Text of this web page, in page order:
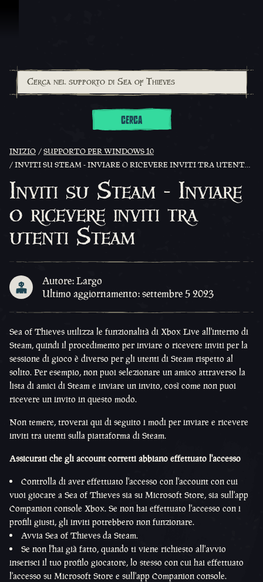
CERCA
INIZIO
SUPPORTO PER WINDOWS 10
INVITI SU STEAM - INVIARE O RICEVERE INVITI TRA UTENTI STEAM
Inviti su Steam - Inviare
o ricevere inviti tra
utenti Steam
Autore: Largo
Ultimo aggiornamento: settembre 5 2023
Sea of Thieves utilizza le funzionalità di Xbox Live all'interno di
Steam, quindi il procedimento per inviare o ricevere inviti per la
sessione di gioco è diverso per gli utenti di Steam rispetto al
solito. Per esempio, non puoi selezionare un amico attraverso la
lista di amici di Steam e inviare un invito, così come non puoi
ricevere un invito in questo modo.
Non temere, troverai qui di seguito i modi per inviare e ricevere
inviti tra utenti sulla piattaforma di Steam.
Assicurati che gli account corretti abbiano effettuato l'accesso
Controlla di aver effettuato l'accesso con l'account con cui
vuoi giocare a Sea of Thieves sia su Microsoft Store, sia sull'app
Companion console Xbox. Se non hai effettuato l'accesso con i
profili giusti, gli inviti potrebbero non funzionare.
Avvia Sea of Thieves da Steam.
Se non l'hai già fatto, quando ti viene richiesto all'avvio
inserisci il tuo profilo giocatore, lo stesso con cui hai effettuato
l'accesso su Microsoft Store e sull'app Companion console.